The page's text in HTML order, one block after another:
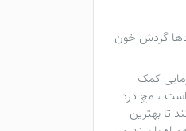
گردش خون
کمک
، مچ درد
تا بهترین